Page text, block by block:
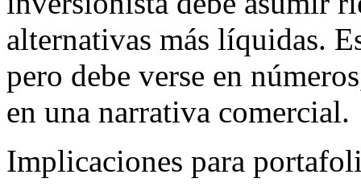
alternativas más líquidas.
pero debe verse en
en una narrativa comercial.
Implicaciones para